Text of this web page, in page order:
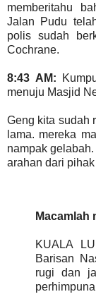
memberitahu
Jalan Pudu
polis sudah
Cochrane.
8:43 AM:
menuju Masjid
Geng kita sudah
lama. mereka
nampak
arahan dari
Macamlah
KUALA
Barisan
rugi dan